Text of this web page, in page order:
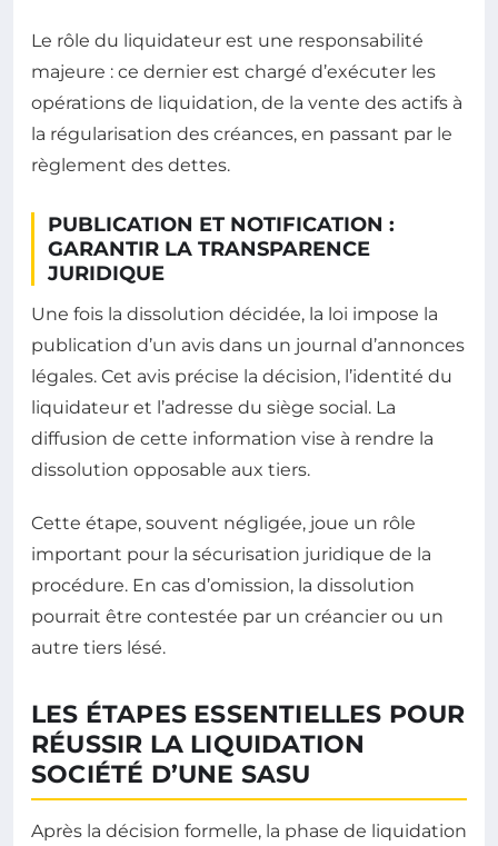
Le rôle du liquidateur est une responsabilité
majeure : ce dernier est chargé d’exécuter les
opérations de liquidation, de la vente des actifs à
la régularisation des créances, en passant par le
règlement des dettes.
PUBLICATION ET NOTIFICATION :
GARANTIR LA TRANSPARENCE
JURIDIQUE
Une fois la dissolution décidée, la loi impose la
publication d’un avis dans un journal d’annonces
légales. Cet avis précise la décision, l’identité du
liquidateur et l’adresse du siège social. La
diffusion de cette information vise à rendre la
dissolution opposable aux tiers.
Cette étape, souvent négligée, joue un rôle
important pour la sécurisation juridique de la
procédure. En cas d’omission, la dissolution
pourrait être contestée par un créancier ou un
autre tiers lésé.
LES ÉTAPES ESSENTIELLES POUR
RÉUSSIR LA LIQUIDATION
SOCIÉTÉ D’UNE SASU
Après la décision formelle, la phase de liquidation